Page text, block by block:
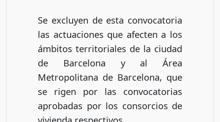
Se excluyen de esta convocatoria
las actuaciones que afecten a los
ámbitos territoriales de la ciudad
de Barcelona y al Área
Metropolitana de Barcelona, que
se rigen por las convocatorias
aprobadas por los consorcios de